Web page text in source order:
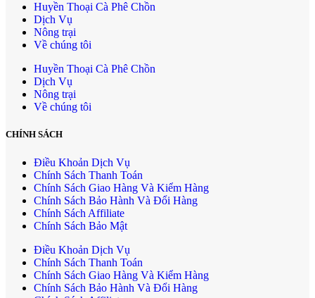
Huyền Thoại Cà Phê Chồn
Dịch Vụ
Nông trại
Về chúng tôi
Huyền Thoại Cà Phê Chồn
Dịch Vụ
Nông trại
Về chúng tôi
CHÍNH SÁCH
Điều Khoản Dịch Vụ
Chính Sách Thanh Toán
Chính Sách Giao Hàng Và Kiểm Hàng
Chính Sách Bảo Hành Và Đổi Hàng
Chính Sách Affiliate
Chính Sách Bảo Mật
Điều Khoản Dịch Vụ
Chính Sách Thanh Toán
Chính Sách Giao Hàng Và Kiểm Hàng
Chính Sách Bảo Hành Và Đổi Hàng